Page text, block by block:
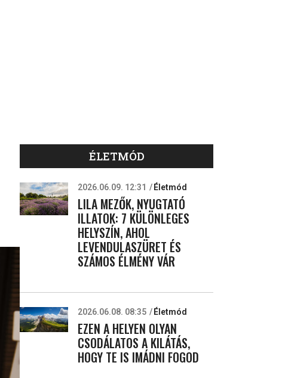
ÉLETMÓD
2026.06.09. 12:31 Életmód
LILA MEZŐK, NYUGTATÓ
ILLATOK: 7 KÜLÖNLEGES
HELYSZÍN, AHOL
LEVENDULASZÜRET ÉS
SZÁMOS ÉLMÉNY VÁR
2026.06.08. 08:35 Életmód
EZEN A HELYEN OLYAN
CSODÁLATOS A KILÁTÁS,
HOGY TE IS IMÁDNI FOGOD